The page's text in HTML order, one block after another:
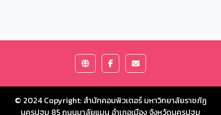
© 2024 Copyright: สำนักคอมพิวเตอร์ มหาวิทยาลัยราชภัฏ
นครปฐม 85 ถนนมาลัยแมน อำเภอเมือง จังหวัดนครปฐม